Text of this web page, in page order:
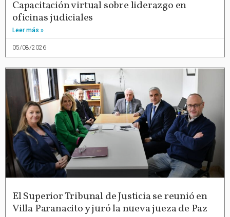
Capacitación virtual sobre liderazgo en
oficinas judiciales
Leer más »
05/08/2026
El Superior Tribunal de Justicia se reunió en
Villa Paranacito y juró la nueva jueza de Paz